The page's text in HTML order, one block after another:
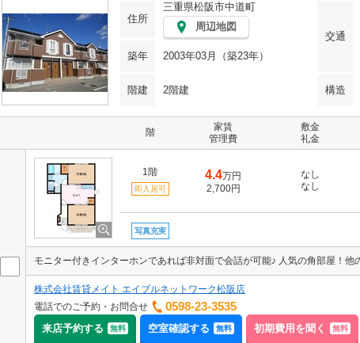
住所
三重県松阪市中道町
周辺地図
交通
築年 2003年03月（築23年）
階建 2階建 構造
階
家賃
管理費
敷金
礼金
1階
即入居可
4.4万円
2,700円
なし
なし
写真充実
株式会社賃貸メイト エイブルネットワーク松阪店
電話でのご予約・お問合せ
0598-23-3535
来店予約する 無料 空室確認する 無料 初期費用を聞く 無料